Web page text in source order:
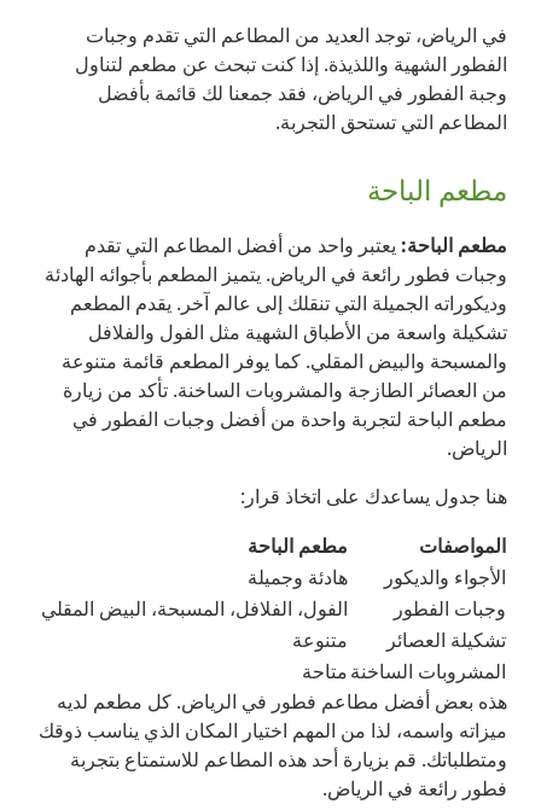
في الرياض، توجد العديد من المطاعم التي تقدم وجبات
الفطور الشهية واللذيذة. إذا كنت تبحث عن مطعم لتناول
وجبة الفطور في الرياض، فقد جمعنا لك قائمة بأفضل
المطاعم التي تستحق التجربة.
مطعم الباحة
مطعم الباحة: يعتبر واحد من أفضل المطاعم التي تقدم
وجبات فطور رائعة في الرياض. يتميز المطعم بأجوائه الهادئة
وديكوراته الجميلة التي تنقلك إلى عالم آخر. يقدم المطعم
تشكيلة واسعة من الأطباق الشهية مثل الفول والفلافل
والمسبحة والبيض المقلي. كما يوفر المطعم قائمة متنوعة
من العصائر الطازجة والمشروبات الساخنة. تأكد من زيارة
مطعم الباحة لتجربة واحدة من أفضل وجبات الفطور في
الرياض.
هنا جدول يساعدك على اتخاذ قرار:
المواصفات
مطعم الباحة
الأجواء والديكور
هادئة وجميلة
وجبات الفطور
الفول، الفلافل، المسبحة، البيض المقلي
تشكيلة العصائر
متنوعة
المشروبات الساخنةمتاحة
هذه بعض أفضل مطاعم فطور في الرياض. كل مطعم لديه
ميزاته واسمه، لذا من المهم اختيار المكان الذي يناسب ذوقك
ومتطلباتك. قم بزيارة أحد هذه المطاعم للاستمتاع بتجربة
فطور رائعة في الرياض.